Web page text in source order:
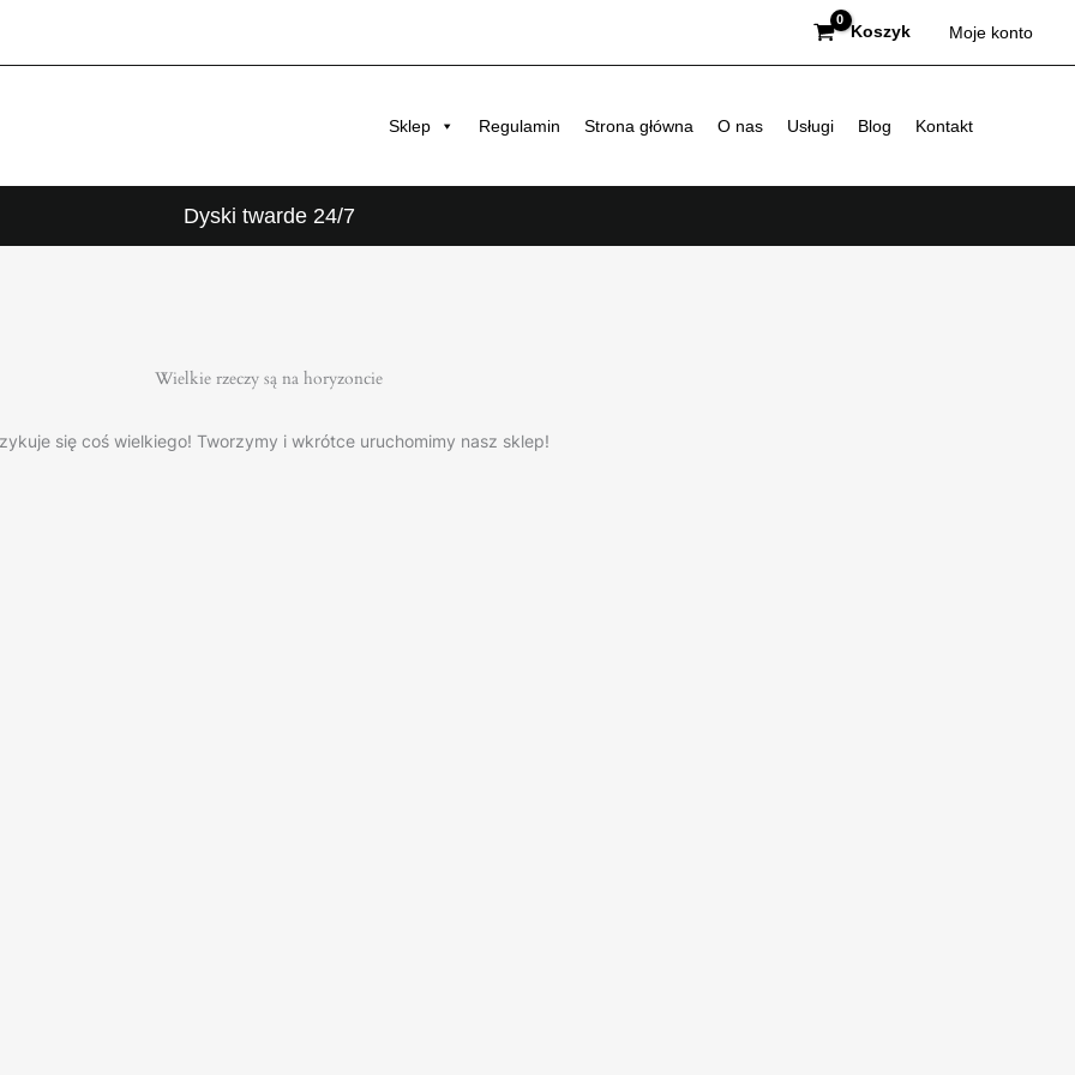
Koszyk Moje konto
Sklep Regulamin Strona główna O nas Usługi Blog Kontakt
Dyski twarde 24/7
Wielkie rzeczy są na horyzoncie
się coś wielkiego! Tworzymy i wkrótce uruchomimy nasz sklep!